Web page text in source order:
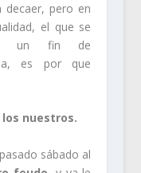
decaer, pero en
el que se
un fin de
es por que
nuestros.
sábado al